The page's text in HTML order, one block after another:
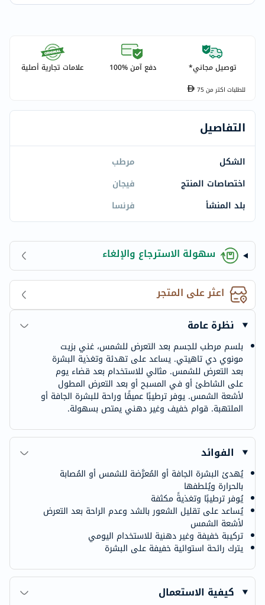
توصيل مجاني* دفع آمن %100 علامات تجارية أصلية
للطلبات اكتر من75
التفاصيل
الشكل
مرطب
اختصاصات المنتج
فيجان
بلد المنشأ
فرنسا
سهولة الاسترجاع والإلغاء
اعثر على المتجر
نظرة عامة
بلسم مرطب للجسم بعد التعرض للشمس، غني بزيت
مونوي دي تاهيتي. يساعد على تهدئة وتغذية البشرة
بعد التعرض للشمس. مثالي للاستخدام بعد قضاء يوم
على الشاطئ أو في المسبح أو بعد التعرض المطول
لأشعة الشمس. يوفر ترطيبًا عميقًا وراحة للبشرة الجافة أو
الملتهبة. قوام خفيف وغير دهني يمتص بسهولة.
الفوائد
يُهدئ البشرة الجافة أو المُعرَّضة للشمس أو المُصابة
بالحرارة ويُلطفها
يُوفر ترطيبًا وتغذيةً مكثفة
يُساعد على تقليل الشعور بالشد وعدم الراحة بعد التعرض
لأشعة الشمس
تركيبة خفيفة وغير دهنية للاستخدام اليومي
يترك رائحة استوائية خفيفة على البشرة
كيفية الاستعمال